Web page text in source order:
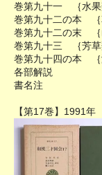
巻第九十一 ｛水果
巻第九十二の本 ｛
巻第九十二の末
巻第九十三 ｛芳草
巻第九十四の本 ｛
各部解説
書名注
【第17巻】1991